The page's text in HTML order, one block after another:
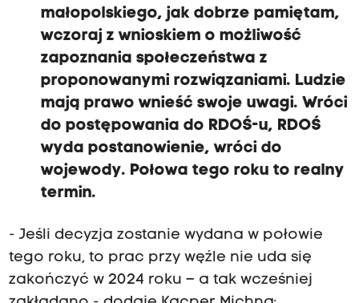
małopolskiego, jak dobrze pamiętam,
wczoraj z wnioskiem o możliwość
zapoznania społeczeństwa z
proponowanymi rozwiązaniami. Ludzie
mają prawo wnieść swoje uwagi. Wróci
do postępowania do RDOŚ-u, RDOŚ
wyda postanowienie, wróci do
wojewody. Połowa tego roku to realny
termin.
- Jeśli decyzja zostanie wydana w połowie
tego roku, to prac przy węźle nie uda się
zakończyć w 2024 roku – a tak wcześniej